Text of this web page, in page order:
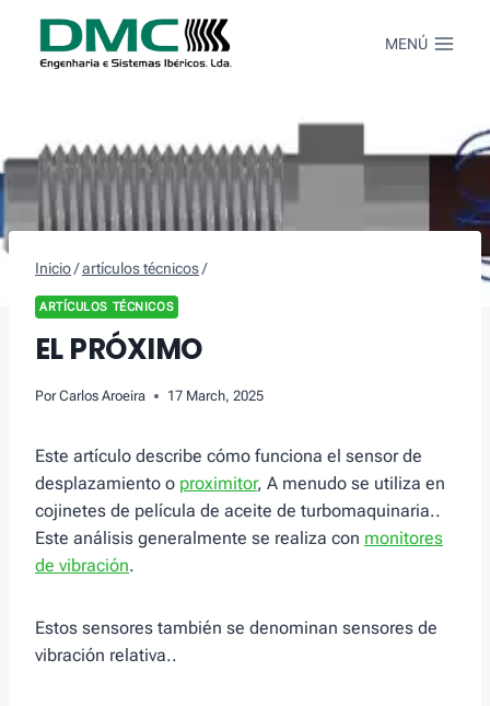
Contenido
MENÚ
Inicio/artículos técnicos/
ARTÍCULOS TÉCNICOS
EL PRÓXIMO
Por Carlos Aroeira 17 March, 2025
Este artículo describe cómo funciona el sensor de
desplazamiento o proximitor, A menudo se utiliza en
cojinetes de película de aceite de turbomaquinaria..
Este análisis generalmente se realiza con monitores
de vibración.
Estos sensores también se denominan sensores de
vibración relativa..